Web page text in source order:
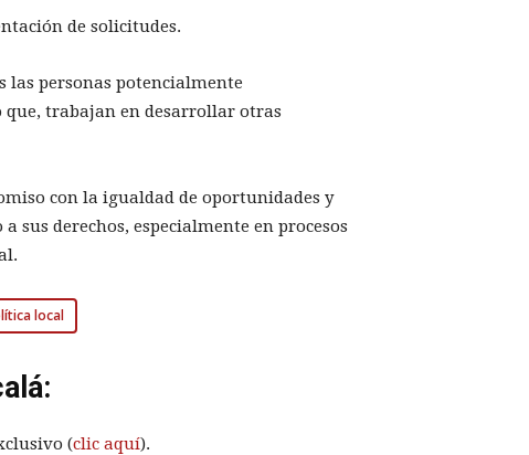
de solicitudes.
las personas potencialmente
que, trabajan en desarrollar otras
con la igualdad de oportunidades y
sus derechos, especialmente en procesos
local
(clic aquí).